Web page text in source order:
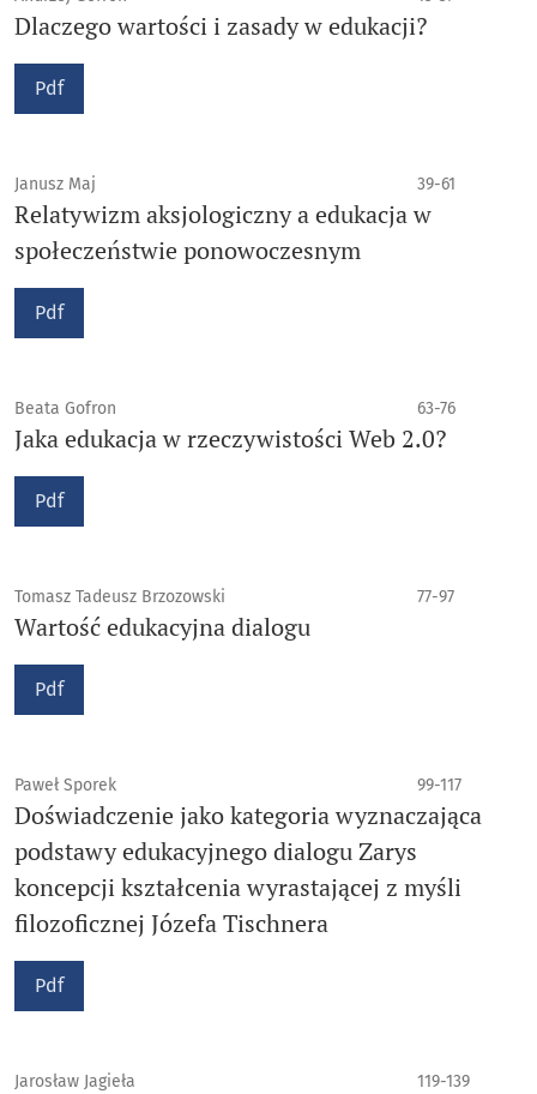
Dlaczego wartości i zasady w edukacji?
Pdf
Janusz Maj 39-61
Relatywizm aksjologiczny a edukacja w
społeczeństwie ponowoczesnym
Pdf
Beata Gofron 63-76
Jaka edukacja w rzeczywistości Web 2.0?
Pdf
Tomasz Tadeusz Brzozowski 77-97
Wartość edukacyjna dialogu
Pdf
Paweł Sporek 99-117
Doświadczenie jako kategoria wyznaczająca
podstawy edukacyjnego dialogu Zarys
koncepcji kształcenia wyrastającej z myśli
filozoficznej Józefa Tischnera
Pdf
Jarosław Jagieła 119-139